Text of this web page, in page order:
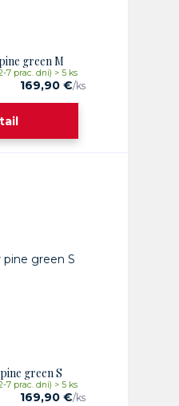
green M
169,90 €/ks
7 prac. dni) > 5 ks
green S
169,90 €/ks
7 prac. dni) > 5 ks